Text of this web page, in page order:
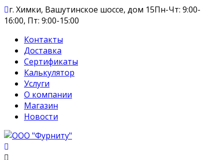
г. Химки, Вашутинское шоссе, дом 15Пн-Чт: 9:00-
16:00, Пт: 9:00-15:00
Контакты
Доставка
Сертификаты
Калькулятор
Услуги
О компании
Магазин
Новости